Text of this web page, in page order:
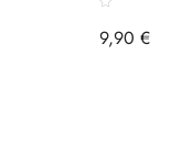
9,90 €